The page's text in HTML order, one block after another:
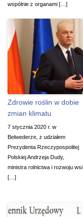
wspólnie z organami […]
Zdrowie roślin w dobie
zmian klimatu
7 stycznia 2020 r. w
Belwederze, z udziałem
Prezydenta Rzeczypospolitej
Polskiej Andrzeja Dudy,
ministra rolnictwa i rozwoju wsi
[…]